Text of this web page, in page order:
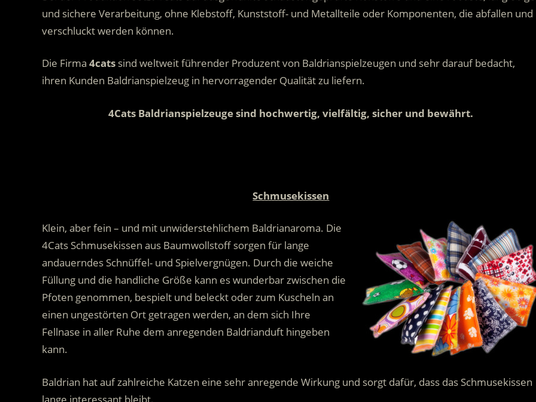
und sichere Verarbeitung, ohne Klebstoff, Kunststoff- und Metallteile oder Komponenten, die abfallen und
verschluckt werden können.
Die Firma 4catssind weltweit führender Produzent von Baldrianspielzeugen und sehr darauf bedacht,
ihren Kunden Baldrianspielzeug in hervorragender Qualität zu liefern.
4Cats Baldrianspielzeuge sind hochwertig, vielfältig, sicher und bewährt.
Schmusekissen
Klein, aber fein – und mit unwiderstehlichem Baldrianaroma. Die
4Cats Schmusekissen aus Baumwollstoff sorgen für lange
andauerndes Schnüffel- und Spielvergnügen. Durch die weiche
Füllung und die handliche Größe kann es wunderbar zwischen die
Pfoten genommen, bespielt und beleckt oder zum Kuscheln an
einen ungestörten Ort getragen werden, an dem sich Ihre
Fellnase in aller Ruhe dem anregenden Baldrianduft hingeben
kann.
Baldrian hat auf zahlreiche Katzen eine sehr anregende Wirkung und sorgt dafür, dass das Schmusekissen
lange interessant bleibt.